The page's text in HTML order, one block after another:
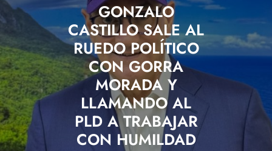
GONZALO
CASTILLO SALE AL
RUEDO POLÍTICO
CON GORRA
MORADA Y
LLAMANDO AL
PLD A TRABAJAR
CON HUMILDAD